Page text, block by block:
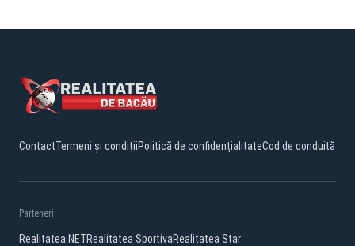
ContactTermeni și condițiiPolitică de confidențialitateCod de conduită
Parteneri:
Realitatea.NETRealitatea SportivaRealitatea Star